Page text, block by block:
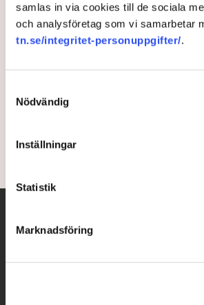
samlas in via cookies till de sociala
och analysföretag som vi samarbetar
tn.se/integritet-personuppgifter/.
Nödvändig
Inställningar
Statistik
Marknadsföring
Pelosi i Taiwan:
välja
lämnat Taiwan efter det besök
4 years ago | Av: TT